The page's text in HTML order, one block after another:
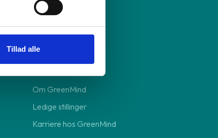
Tillad alle
Om GreenMind
Bedre for miljøet
Om GreenMind
Ledige stillinger
Karriere hos GreenMind